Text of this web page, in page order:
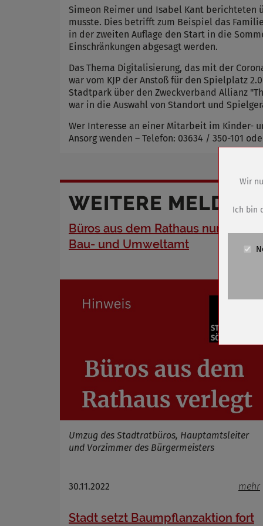
Simeon Reimer und Isabel Kant berichteten
musste. Dies betrifft zum Beispiel das
in der zweiten Auflage den Start in die
Einschränkungen abgesagt werden.
Das Thema Digitalisierung, das mit der
war vom KJP der Anstoß für den Spielplatz
Stadtpark über den Zweckverband Allianz
war in die Auswahl von Standort und
Wer Interesse an einer Mitarbeit im Kinder-
Ansorg wenden – Telefon: 03634 / 350-101
WEITERE
Büros aus dem Rathaus nun im
Bau- und Umweltamt
Umzug des Stadtratbüros, Hauptamtsleiter
und Vorzimmer des Bürgermeisters
30.11.2022 mehr
Stadt setzt Baumpflanzaktion fort
Anbieter
Cookie
Cookie
Name
Anbieter
Cookie
Anbieter
Wir
Ich bin